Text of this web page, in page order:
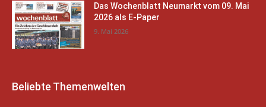
Das Wochenblatt Neumarkt vom 09. Mai
2026 als E-Paper
9. Mai 2026
Beliebte Themenwelten